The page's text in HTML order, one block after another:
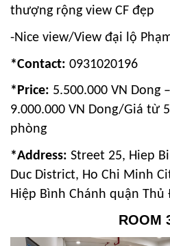
thượng rộng view CF đẹp
-Nice view/View đại lộ
*Contact: 0931020196
*Price: 5.500.000 VN Dong
9.000.000 VN Dong/Giá từ
phòng
*Address: Street 25, Hiep
Duc District, Ho Chi Minh
Hiệp Bình Chánh quận Thủ
ROOM